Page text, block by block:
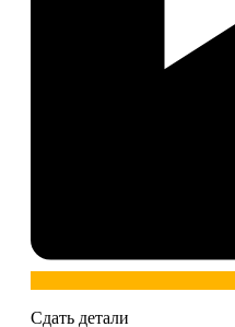
Сдать детали